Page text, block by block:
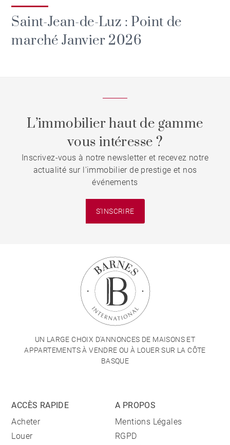
Saint-Jean-de-Luz : Point de
marché Janvier 2026
L’immobilier haut de gamme
vous intéresse ?
Inscrivez-vous à notre newsletter et recevez notre
actualité sur l'immobilier de prestige et nos
événements
S'INSCRIRE
UN LARGE CHOIX D'ANNONCES DE MAISONS ET
APPARTEMENTS À VENDRE OU À LOUER SUR LA CÔTE
BASQUE
ACCÈS RAPIDE
Acheter
Louer
A PROPOS
Mentions Légales
RGPD